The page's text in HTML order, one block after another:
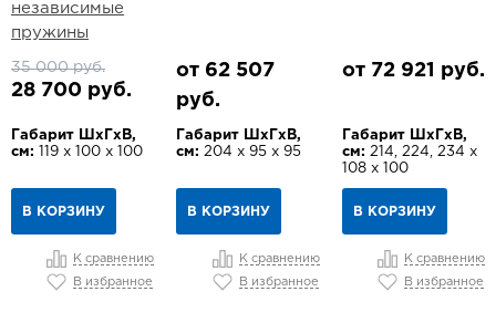
независимые
пружины
35 000 руб.
28 700 руб.
Габарит ШхГхВ,
см: 119 х 100 х 100
В КОРЗИНУ
К сравнению
В избранное
от 62 507
руб.
Габарит ШхГхВ,
см: 204 х 95 х 95
В КОРЗИНУ
К сравнению
В избранное
от 72 921 руб.
Габарит ШхГхВ,
см: 214, 224, 234 х
108 х 100
В КОРЗИНУ
К сравнению
В избранное